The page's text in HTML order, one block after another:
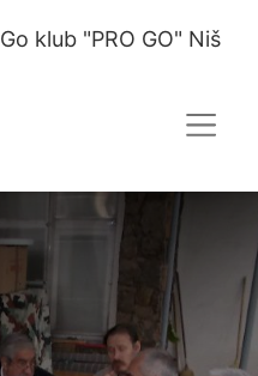
Go klub "PRO GO" Niš